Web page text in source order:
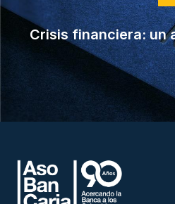
Crisis financiera: un